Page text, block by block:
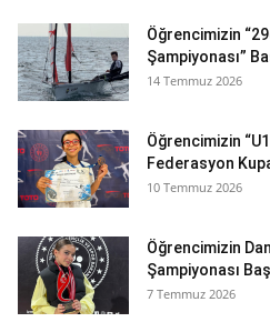
Öğrencimizin
Şampiyonası”
14 Temmuz 2026
Öğrencimizin
Federasyon
10 Temmuz 2026
Öğrencimizin
Şampiyonası
7 Temmuz 2026